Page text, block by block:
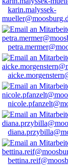
karin.malyssek-